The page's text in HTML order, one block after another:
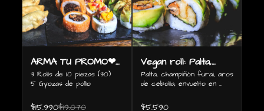
ARMA TU PROMO❤
🥩🥑🍗:3 Rolls de 10
piezas (30) 5
Gyozas de pollo
3 Rolls de 10 piezas (30)
5 Gyozas de pollo
$15.990$19.070
Vegan roll: Palta,
champiñón furai,
aros de cebolla,
envuelto en palta y
Palta, champiñón furai, aros
de cebolla, envuelto en
piezas)
$5.590